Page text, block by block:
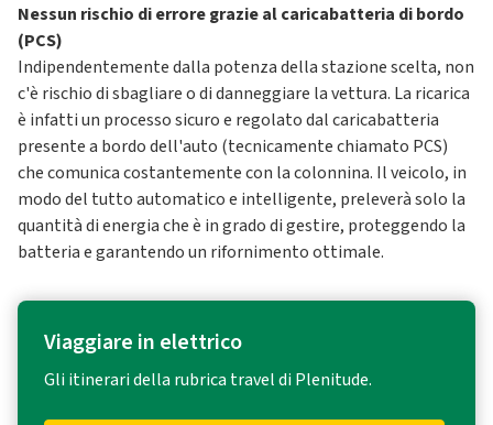
Nessun rischio di errore grazie al caricabatteria di bordo
(PCS)
Indipendentemente dalla potenza della stazione scelta, non
c'è rischio di sbagliare o di danneggiare la vettura. La ricarica
è infatti un processo sicuro e regolato dal caricabatteria
presente a bordo dell'auto (tecnicamente chiamato PCS)
che comunica costantemente con la colonnina. Il veicolo, in
modo del tutto automatico e intelligente, preleverà solo la
quantità di energia che è in grado di gestire, proteggendo la
batteria e garantendo un rifornimento ottimale.
Viaggiare in elettrico
Gli itinerari della rubrica travel di Plenitude.